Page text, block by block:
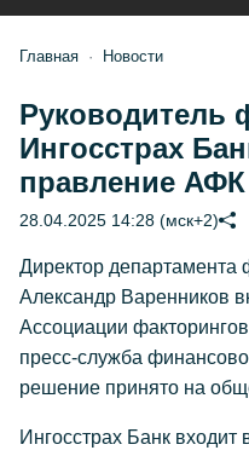
Главная Новости
Руководитель
Ингосстрах
правление АФК
28.04.2025 14:28 (мск+2)
Директор департамента
Александр Варенников
Ассоциации
пресс-служба
решение принято на
Ингосстрах Банк